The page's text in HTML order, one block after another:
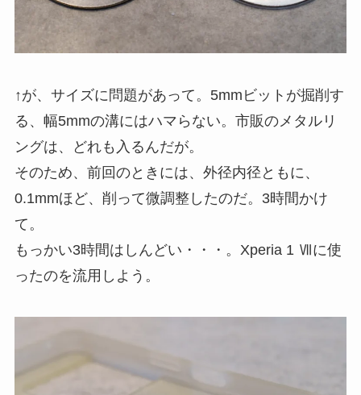
↑が、サイズに問題があって。5mmビットが掘削す
る、幅5mmの溝にはハマらない。市販のメタルリ
ングは、どれも入るんだが。
そのため、前回のときには、外径内径ともに、
0.1mmほど、削って微調整したのだ。3時間かけ
て。
もっかい3時間はしんどい・・・。Xperia 1 Ⅶに使
ったのを流用しよう。